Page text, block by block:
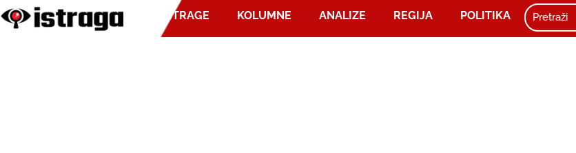
ISTRAGE KOLUMNE ANALIZE REGIJA POLITIKA